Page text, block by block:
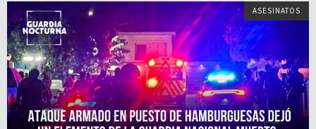
ASESINATOS